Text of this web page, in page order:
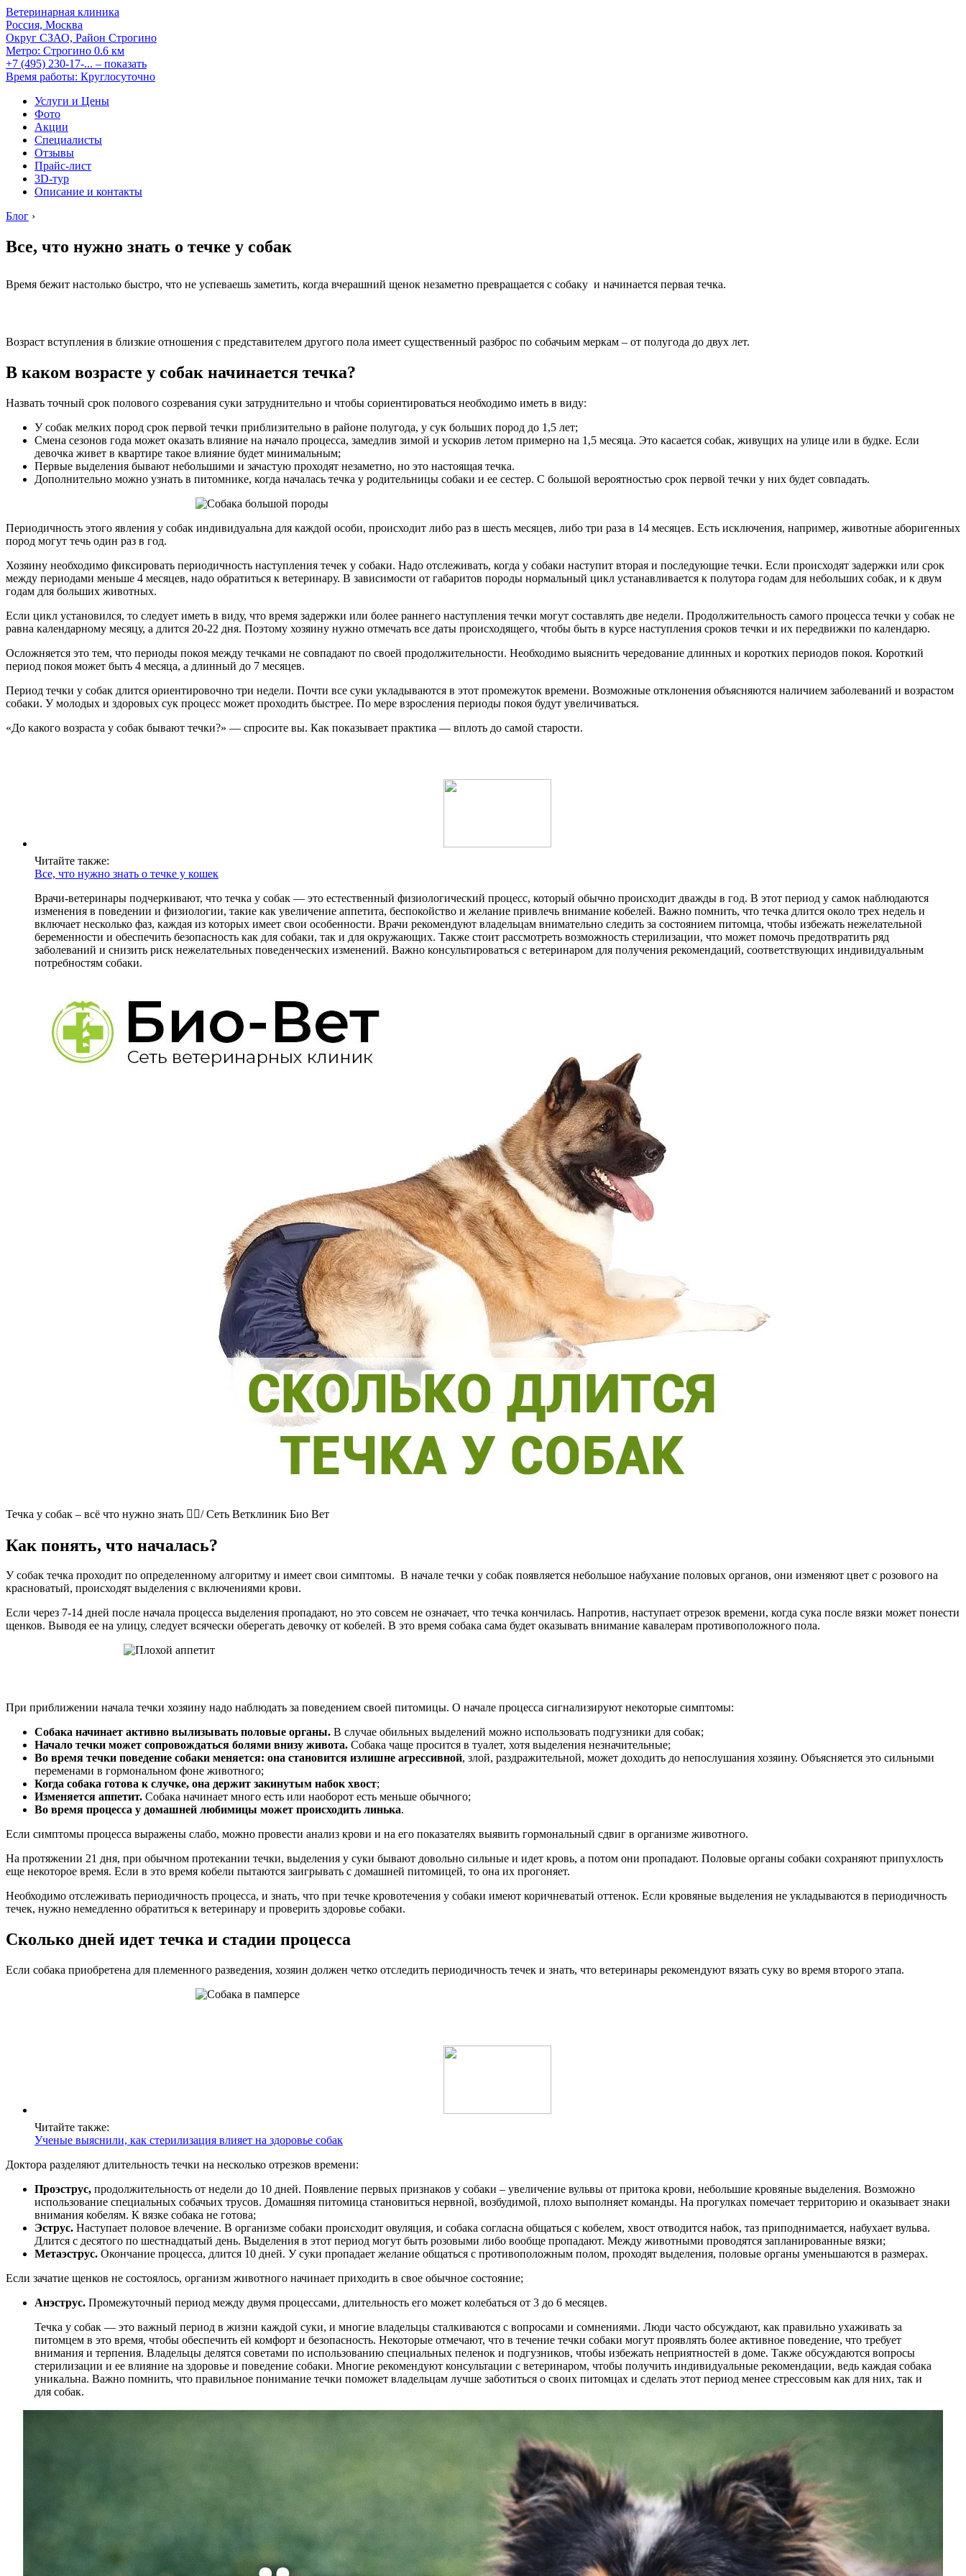
Ветеринарная клиника
Россия, Москва
Округ СЗАО, Район Строгино
Метро: Строгино 0.6 км
+7 (495) 230-17-... – показать
Время работы: Круглосуточно
Услуги и Цены
Фото
Акции
Специалисты
Отзывы
Прайс-лист
3D-тур
Описание и контакты
Блог ›
Все, что нужно знать о течке у собак
Время бежит настолько быстро, что не успеваешь заметить, когда вчерашний щенок незаметно превращается с собаку и начинается первая течка.
Возраст вступления в близкие отношения с представителем другого пола имеет существенный разброс по собачьим меркам – от полугода до двух лет.
В каком возрасте у собак начинается течка?
Назвать точный срок полового созревания суки затруднительно и чтобы сориентироваться необходимо иметь в виду:
У собак мелких пород срок первой течки приблизительно в районе полугода, у сук больших пород до 1,5 лет;
Смена сезонов года может оказать влияние на начало процесса, замедлив зимой и ускорив летом примерно на 1,5 месяца. Это касается собак, живущих на улице или в будке. Если
девочка живет в квартире такое влияние будет минимальным;
Первые выделения бывают небольшими и зачастую проходят незаметно, но это настоящая течка.
Дополнительно можно узнать в питомнике, когда началась течка у родительницы собаки и ее сестер. С большой вероятностью срок первой течки у них будет совпадать.
Периодичность этого явления у собак индивидуальна для каждой особи, происходит либо раз в шесть месяцев, либо три раза в 14 месяцев. Есть исключения, например, животные аборигенных
пород могут течь один раз в год.
Хозяину необходимо фиксировать периодичность наступления течек у собаки. Надо отслеживать, когда у собаки наступит вторая и последующие течки. Если происходят задержки или срок
между периодами меньше 4 месяцев, надо обратиться к ветеринару. В зависимости от габаритов породы нормальный цикл устанавливается к полутора годам для небольших собак, и к двум
годам для больших животных.
Если цикл установился, то следует иметь в виду, что время задержки или более раннего наступления течки могут составлять две недели. Продолжительность самого процесса течки у собак не
равна календарному месяцу, а длится 20-22 дня. Поэтому хозяину нужно отмечать все даты происходящего, чтобы быть в курсе наступления сроков течки и их передвижки по календарю.
Осложняется это тем, что периоды покоя между течками не совпадают по своей продолжительности. Необходимо выяснить чередование длинных и коротких периодов покоя. Короткий
период покоя может быть 4 месяца, а длинный до 7 месяцев.
Период течки у собак длится ориентировочно три недели. Почти все суки укладываются в этот промежуток времени. Возможные отклонения объясняются наличием заболеваний и возрастом
собаки. У молодых и здоровых сук процесс может проходить быстрее. По мере взросления периоды покоя будут увеличиваться.
«До какого возраста у собак бывают течки?» — спросите вы. Как показывает практика — вплоть до самой старости.
Читайте также:
Все, что нужно знать о течке у кошек
Врачи-ветеринары подчеркивают, что течка у собак — это естественный физиологический процесс, который обычно происходит дважды в год. В этот период у самок наблюдаются
изменения в поведении и физиологии, такие как увеличение аппетита, беспокойство и желание привлечь внимание кобелей. Важно помнить, что течка длится около трех недель и
включает несколько фаз, каждая из которых имеет свои особенности. Врачи рекомендуют владельцам внимательно следить за состоянием питомца, чтобы избежать нежелательной
беременности и обеспечить безопасность как для собаки, так и для окружающих. Также стоит рассмотреть возможность стерилизации, что может помочь предотвратить ряд
заболеваний и снизить риск нежелательных поведенческих изменений. Важно консультироваться с ветеринаром для получения рекомендаций, соответствующих индивидуальным
потребностям собаки.
Течка у собак – всё что нужно знать 👩‍⚕️/ Сеть Ветклиник Био Вет
Как понять, что началась?
У собак течка проходит по определенному алгоритму и имеет свои симптомы. В начале течки у собак появляется небольшое набухание половых органов, они изменяют цвет с розового на
красноватый, происходят выделения с включениями крови.
Если через 7-14 дней после начала процесса выделения пропадают, но это совсем не означает, что течка кончилась. Напротив, наступает отрезок времени, когда сука после вязки может понести
щенков. Выводя ее на улицу, следует всячески оберегать девочку от кобелей. В это время собака сама будет оказывать внимание кавалерам противоположного пола.
При приближении начала течки хозяину надо наблюдать за поведением своей питомицы. О начале процесса сигнализируют некоторые симптомы:
Собака начинает активно вылизывать половые органы. В случае обильных выделений можно использовать подгузники для собак;
Начало течки может сопровождаться болями внизу живота. Собака чаще просится в туалет, хотя выделения незначительные;
Во время течки поведение собаки меняется: она становится излишне агрессивной, злой, раздражительной, может доходить до непослушания хозяину. Объясняется это сильными
переменами в гормональном фоне животного;
Когда собака готова к случке, она держит закинутым набок хвост;
Изменяется аппетит. Собака начинает много есть или наоборот есть меньше обычного;
Во время процесса у домашней любимицы может происходить линька.
Если симптомы процесса выражены слабо, можно провести анализ крови и на его показателях выявить гормональный сдвиг в организме животного.
На протяжении 21 дня, при обычном протекании течки, выделения у суки бывают довольно сильные и идет кровь, а потом они пропадают. Половые органы собаки сохраняют припухлость
еще некоторое время. Если в это время кобели пытаются заигрывать с домашней питомицей, то она их прогоняет.
Необходимо отслеживать периодичность процесса, и знать, что при течке кровотечения у собаки имеют коричневатый оттенок. Если кровяные выделения не укладываются в периодичность
течек, нужно немедленно обратиться к ветеринару и проверить здоровье собаки.
Сколько дней идет течка и стадии процесса
Если собака приобретена для племенного разведения, хозяин должен четко отследить периодичность течек и знать, что ветеринары рекомендуют вязать суку во время второго этапа.
Читайте также:
Ученые выяснили, как стерилизация влияет на здоровье собак
Доктора разделяют длительность течки на несколько отрезков времени:
Проэструс, продолжительность от недели до 10 дней. Появление первых признаков у собаки – увеличение вульвы от притока крови, небольшие кровяные выделения. Возможно
использование специальных собачьих трусов. Домашняя питомица становиться нервной, возбудимой, плохо выполняет команды. На прогулках помечает территорию и оказывает знаки
внимания кобелям. К вязке собака не готова;
Эструс. Наступает половое влечение. В организме собаки происходит овуляция, и собака согласна общаться с кобелем, хвост отводится набок, таз приподнимается, набухает вульва.
Длится с десятого по шестнадцатый день. Выделения в этот период могут быть розовыми либо вообще пропадают. Между животными проводятся запланированные вязки;
Метаэструс. Окончание процесса, длится 10 дней. У суки пропадает желание общаться с противоположным полом, проходят выделения, половые органы уменьшаются в размерах.
Если зачатие щенков не состоялось, организм животного начинает приходить в свое обычное состояние;
Анэструс. Промежуточный период между двумя процессами, длительность его может колебаться от 3 до 6 месяцев.
Течка у собак — это важный период в жизни каждой суки, и многие владельцы сталкиваются с вопросами и сомнениями. Люди часто обсуждают, как правильно ухаживать за
питомцем в это время, чтобы обеспечить ей комфорт и безопасность. Некоторые отмечают, что в течение течки собаки могут проявлять более активное поведение, что требует
внимания и терпения. Владельцы делятся советами по использованию специальных пеленок и подгузников, чтобы избежать неприятностей в доме. Также обсуждаются вопросы
стерилизации и ее влияние на здоровье и поведение собаки. Многие рекомендуют консультации с ветеринаром, чтобы получить индивидуальные рекомендации, ведь каждая собака
уникальна. Важно помнить, что правильное понимание течки поможет владельцам лучше заботиться о своих питомцах и сделать этот период менее стрессовым как для них, так и
для собак.